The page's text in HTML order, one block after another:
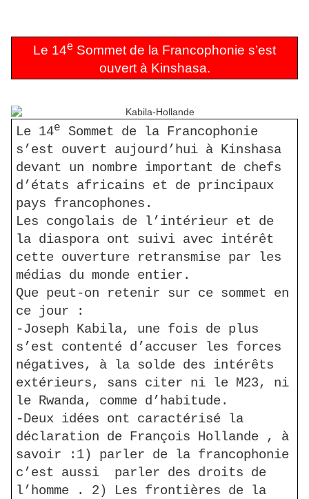
Le 14e Sommet de la Francophonie s’est
ouvert à Kinshasa.
Le 14e
Sommet de la Francophonie
s’est ouvert aujourd’hui à Kinshasa
devant un nombre important de chefs
d’états africains et de principaux
pays francophones.
Les congolais de l’intérieur et de
la diaspora ont suivi avec intérêt
cette ouverture retransmise par les
médias du monde entier.
Que peut-on retenir sur ce sommet en
ce jour :
-Joseph Kabila, une fois de plus
s’est contenté d’accuser les forces
négatives, à la solde des intérêts
extérieurs, sans citer ni le M23, ni
le Rwanda, comme d’habitude.
-Deux idées ont caractérisé la
déclaration de François Hollande , à
savoir :1) parler de la francophonie
c’est aussi
parler des droits de
l’homme . 2) Les frontières de la